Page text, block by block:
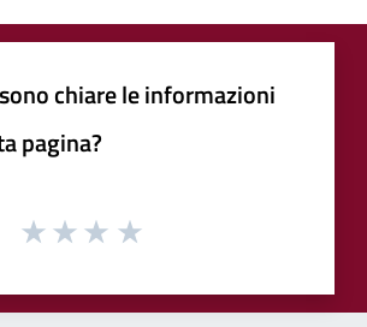
chiare le informazioni
pagina?